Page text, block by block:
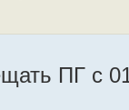
ПГ с